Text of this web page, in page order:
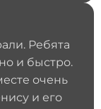
Ребята
и быстро.
очень
и его